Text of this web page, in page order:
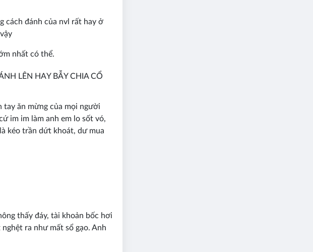
cách đánh của nvl rất hay ở
nhất có thể.
LÊN HAY BẪY CHIA CỔ
tay ăn mừng của mọi người
im im làm anh em lo sốt vó,
kéo trần dứt khoát, dư mua
thấy đáy, tài khoản bốc hơi
ra như mất sổ gạo. Anh